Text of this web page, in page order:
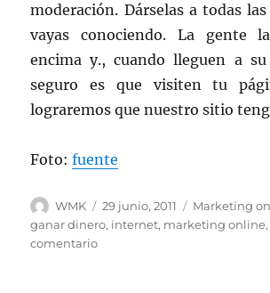
moderación. Dárselas a todas
vayas conociendo. La gente
encima y., cuando lleguen a
seguro es que visiten tu
lograremos que nuestro sitio
Foto:fuente
Autor
WMK
Publicado
el
29 junio, 2011 Categorías
Marketing
ganar dinero, internet, marketing online,
comentarioen